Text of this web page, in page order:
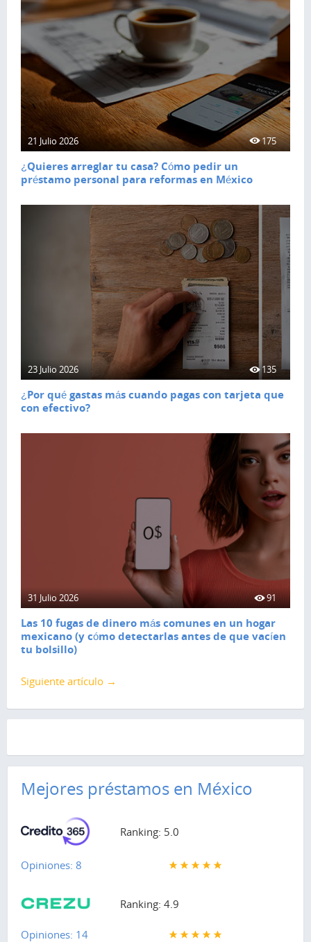
21 Julio 2026 175
¿Quieres arreglar tu casa? Cómo pedir un
préstamo personal para reformas en México
23 Julio 2026 135
¿Por qué gastas más cuando pagas con tarjeta que
con efectivo?
31 Julio 2026 91
Las 10 fugas de dinero más comunes en un hogar
mexicano (y cómo detectarlas antes de que vacíen
tu bolsillo)
Siguiente artículo →
Mejores préstamos en México
Ranking: 5.0
Opiniones: 8
Ranking: 4.9
Opiniones: 14